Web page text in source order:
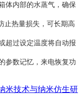
体内部的水蒸气，确保
止热量损失，可长期高
超过设定温度将自动报
参数记忆，来电恢复功
米技术与纳米仿生研